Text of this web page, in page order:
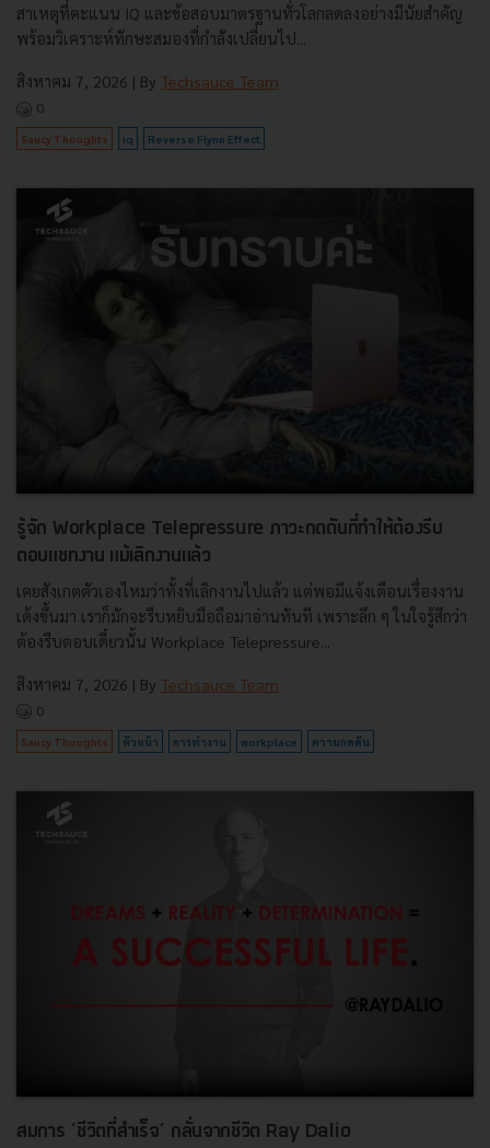
สาเหตุที่คะแนน IQ และข้อสอบมาตรฐานทั่วโลกลดลงอย่างมีนัยสำคัญ
พร้อมวิเคราะห์ทักษะสมองที่กำลังเปลี่ยนไป...
สิงหาคม 7, 2026 | By Techsauce Team
0
Saucy Thoughts iq Reverse Flynn Effect
รู้จัก Workplace Telepressure ภาวะกดดันที่ทำให้ต้องรีบ
ตอบแชทงาน แม้เลิกงานแล้ว
เคยสังเกตตัวเองไหมว่าทั้งที่เลิกงานไปแล้ว แต่พอมีแจ้งเตือนเรื่องงาน
เด้งขึ้นมา เราก็มักจะรีบหยิบมือถือมาอ่านทันที เพราะลึก ๆ ในใจรู้สึกว่า
ต้องรีบตอบเดี๋ยวนั้น Workplace Telepressure...
สิงหาคม 7, 2026 | By Techsauce Team
0
Saucy Thoughts หัวหน้า การทำงาน workplace ความกดดัน
สมการ ‘ชีวิตที่สำเร็จ’ กลั่นจากชีวิต Ray Dalio